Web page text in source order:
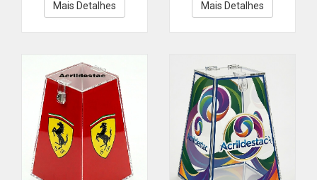
Mais Detalhes Mais Detalhes